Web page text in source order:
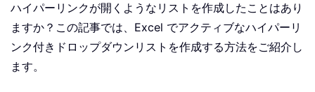
ハイパーリンクが開くようなリストを作成したことはあり
ますか？この記事では、Excel でアクティブなハイパーリ
ンク付きドロップダウンリストを作成する方法をご紹介し
ます。